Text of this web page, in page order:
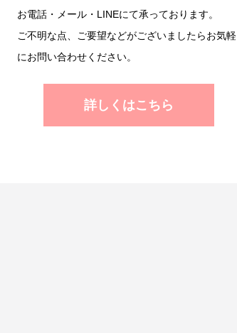
お電話・メール・LINEにて承っております。
ご不明な点、ご要望などがございましたらお気軽
にお問い合わせください。
詳しくはこちら